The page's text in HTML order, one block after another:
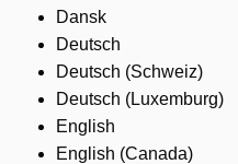
Dansk
Deutsch
Deutsch (Schweiz)
Deutsch (Luxemburg)
English
English (Canada)